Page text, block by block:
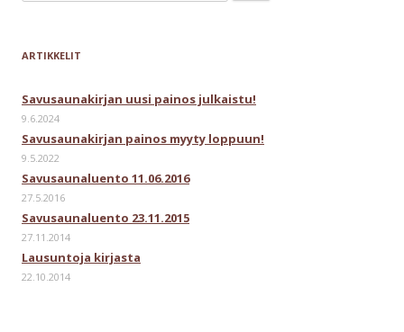
ARTIKKELIT
Savusaunakirjan uusi painos julkaistu!
9.6.2024
Savusaunakirjan painos myyty loppuun!
9.5.2022
Savusaunaluento 11.06.2016
27.5.2016
Savusaunaluento 23.11.2015
27.11.2014
Lausuntoja kirjasta
22.10.2014